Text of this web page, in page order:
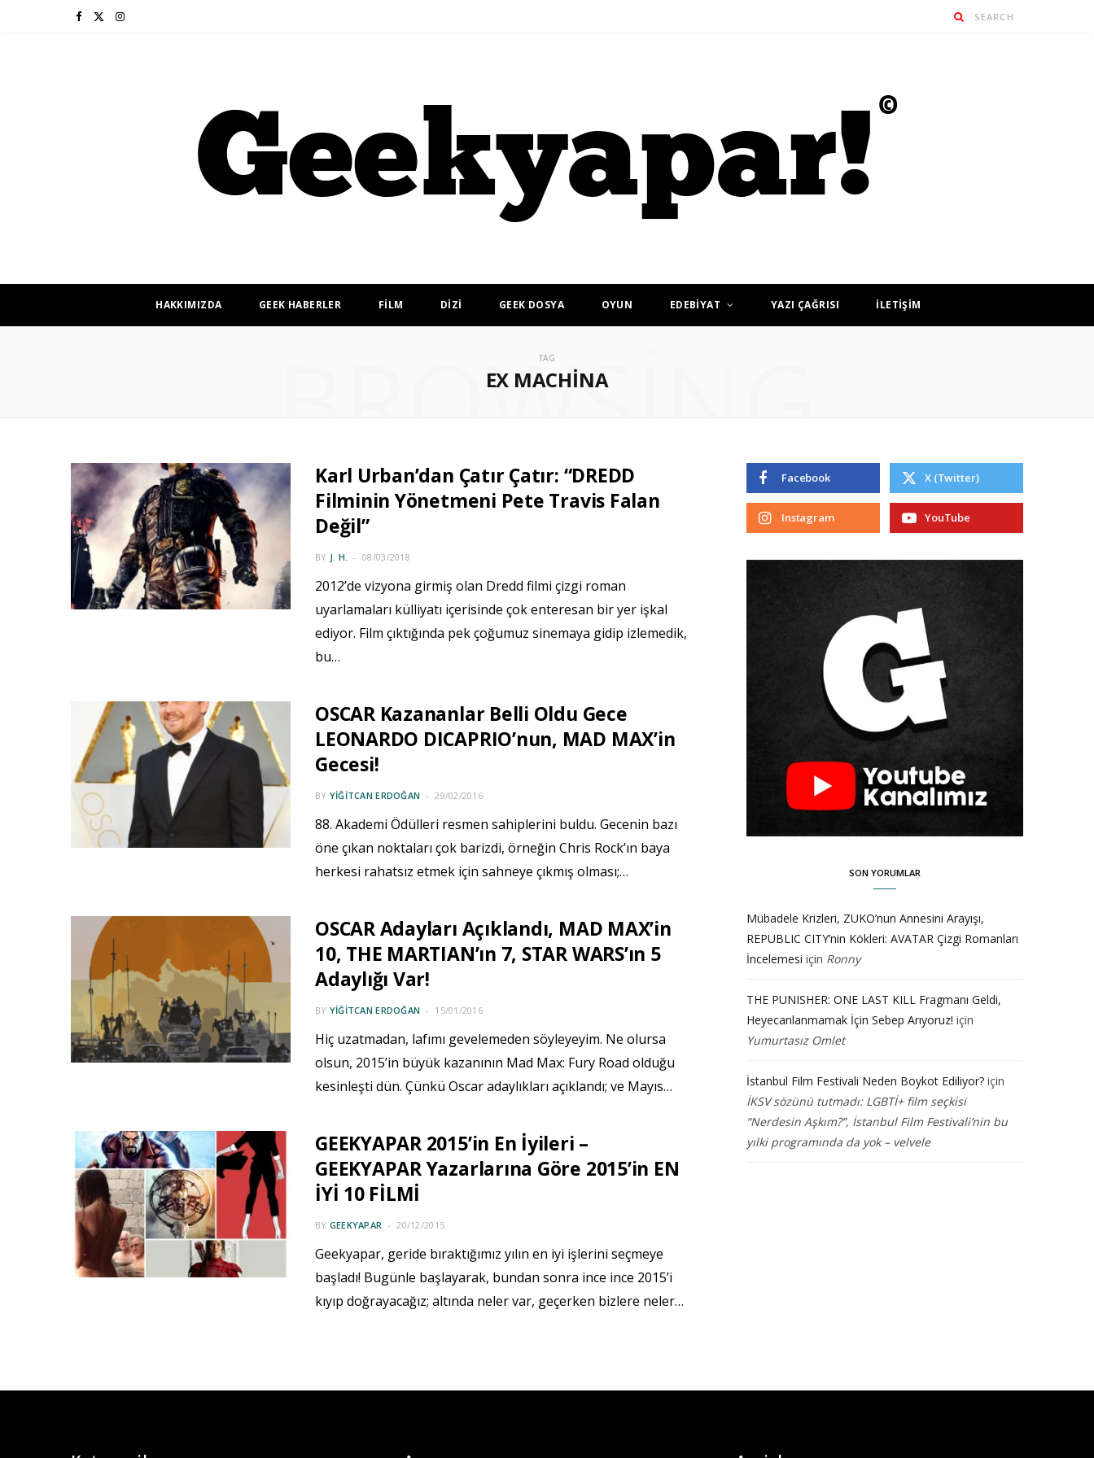
F I
HAKKIMIZDA GEEK HABERLER FİLM DİZİ GEEK DOSYA OYUN EDEBİYAT YAZI ÇAĞRISI İLETİŞİM
TAG
EX MACHINA
BROWSING
Karl Urban’dan Çatır Çatır: “DREDD
Filminin Yönetmeni Pete Travis Falan
Değil”
BY J. H. 08/03/2018
2012’de vizyona girmiş olan Dredd filmi çizgi roman
uyarlamaları külliyatı içerisinde çok enteresan bir yer işkal
ediyor. Film çıktığında pek çoğumuz sinemaya gidip izlemedik,
bu…
OSCAR Kazananlar Belli Oldu Gece
LEONARDO DICAPRIO’nun, MAD MAX’in
Gecesi!
BY YIĞITCAN ERDOĞAN 29/02/2016
88. Akademi Ödülleri resmen sahiplerini buldu. Gecenin bazı
öne çıkan noktaları çok barizdi, örneğin Chris Rock’ın baya
herkesi rahatsız etmek için sahneye çıkmış olması;…
OSCAR Adayları Açıklandı, MAD MAX’in
10, THE MARTIAN’ın 7, STAR WARS’ın 5
Adaylığı Var!
BY YIĞITCAN ERDOĞAN 15/01/2016
Hiç uzatmadan, lafımı gevelemeden söyleyeyim. Ne olursa
olsun, 2015’in büyük kazanının Mad Max: Fury Road olduğu
kesinleşti dün. Çünkü Oscar adaylıkları açıklandı; ve Mayıs…
GEEKYAPAR 2015’in En İyileri –
GEEKYAPAR Yazarlarına Göre 2015’in EN
İYİ 10 FİLMİ
BY GEEKYAPAR 20/12/2015
Geekyapar, geride bıraktığımız yılın en iyi işlerini seçmeye
başladı! Bugünle başlayarak, bundan sonra ince ince 2015’i
kıyıp doğrayacağız; altında neler var, geçerken bizlere neler…
Facebook X (Twitter)
Instagram YouTube
SON YORUMLAR
Mübadele Krizleri, ZUKO’nun Annesini Arayışı,
REPUBLIC CITY’nin Kökleri: AVATAR Çizgi Romanları
İncelemesi için Ronny
THE PUNISHER: ONE LAST KILL Fragmanı Geldi,
Heyecanlanmamak İçin Sebep Arıyoruz! için
Yumurtasız Omlet
İstanbul Film Festivali Neden Boykot Ediliyor? için
İKSV sözünü tutmadı: LGBTİ+ film seçkisi
“Nerdesin Aşkım?”, İstanbul Film Festivali’nin bu
yılki programında da yok – velvele